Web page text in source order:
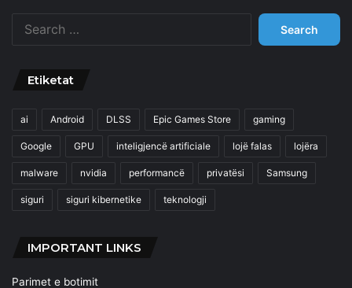
Search
for:
Etiketat
ai Android DLSS Epic Games Store gaming
Google GPU inteligjencë artificiale lojë falas lojëra
malware nvidia performancë privatësi Samsung
siguri siguri kibernetike teknologji
IMPORTANT LINKS
Parimet e botimit